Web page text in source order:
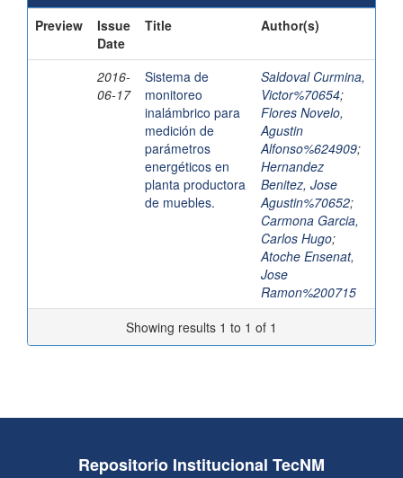
Preview
Issue
Date
Title Author(s)
2016-
06-17
Sistema de
monitoreo
inalámbrico para
medición de
parámetros
energéticos en
planta productora
de muebles.
Saldoval Curmina,
Victor%70654;
Flores Novelo,
Agustin
Alfonso%624909;
Hernandez
Benitez, Jose
Agustin%70652;
Carmona Garcia,
Carlos Hugo;
Atoche Ensenat,
Jose
Ramon%200715
Showing results 1 to 1 of 1
Repositorio Institucional TecNM